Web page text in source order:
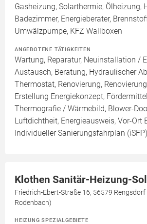
Gasheizung, Solarthermie, Ölheizung,
Badezimmer, Energieberater,
Umwälzpumpe, KFZ Wallboxen
ANGEBOTENE TÄTIGKEITEN
Wartung, Reparatur, Neuinstallation /
Austausch, Beratung, Hydraulischer
Thermostat, Renovierung,
Erstellung Energiekonzept,
Thermografie / Wärmebild, Blower-
Luftdichtheit, Energieausweis, Vor-Ort
Individueller Sanierungsfahrplan (iSFP)
Klothen Sanitär-Heizung-
Friedrich-Ebert-Straße 16, 56579
Rodenbach)
HEIZUNG SPEZIALGEBIETE